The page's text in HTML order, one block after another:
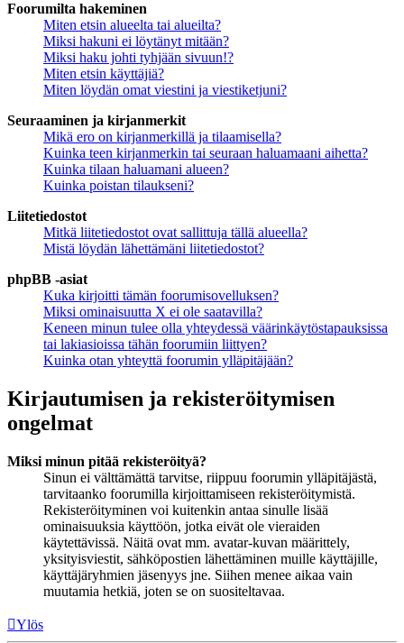
Foorumilta hakeminen
Miten etsin alueelta tai alueilta?
Miksi hakuni ei löytänyt mitään?
Miksi haku johti tyhjään sivuun!?
Miten etsin käyttäjiä?
Miten löydän omat viestini ja viestiketjuni?
Seuraaminen ja kirjanmerkit
Mikä ero on kirjanmerkillä ja tilaamisella?
Kuinka teen kirjanmerkin tai seuraan haluamaani aihetta?
Kuinka tilaan haluamani alueen?
Kuinka poistan tilaukseni?
Liitetiedostot
Mitkä liitetiedostot ovat sallittuja tällä alueella?
Mistä löydän lähettämäni liitetiedostot?
phpBB -asiat
Kuka kirjoitti tämän foorumisovelluksen?
Miksi ominaisuutta X ei ole saatavilla?
Keneen minun tulee olla yhteydessä väärinkäytöstapauksissa
tai lakiasioissa tähän foorumiin liittyen?
Kuinka otan yhteyttä foorumin ylläpitäjään?
Kirjautumisen ja rekisteröitymisen
ongelmat
Miksi minun pitää rekisteröityä?
Sinun ei välttämättä tarvitse, riippuu foorumin ylläpitäjästä,
tarvitaanko foorumilla kirjoittamiseen rekisteröitymistä.
Rekisteröityminen voi kuitenkin antaa sinulle lisää
ominaisuuksia käyttöön, jotka eivät ole vieraiden
käytettävissä. Näitä ovat mm. avatar-kuvan määrittely,
yksityisviestit, sähköpostien lähettäminen muille käyttäjille,
käyttäjäryhmien jäsenyys jne. Siihen menee aikaa vain
muutamia hetkiä, joten se on suositeltavaa.
Ylös